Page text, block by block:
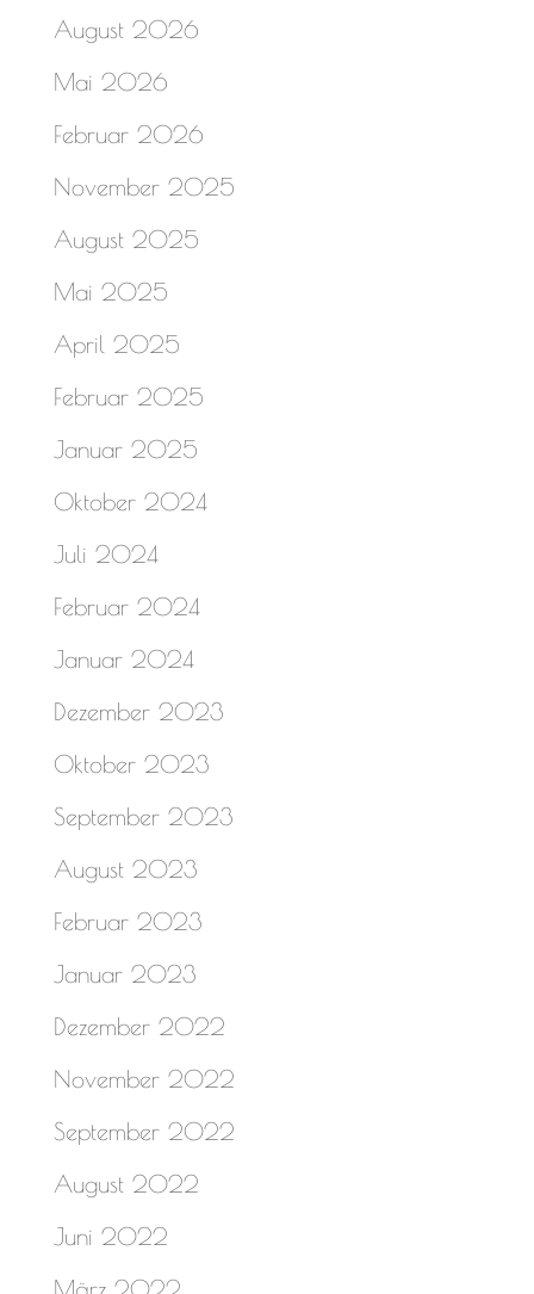
August 2026
Mai 2026
Februar 2026
November 2025
August 2025
Mai 2025
April 2025
Februar 2025
Januar 2025
Oktober 2024
Juli 2024
Februar 2024
Januar 2024
Dezember 2023
Oktober 2023
September 2023
August 2023
Februar 2023
Januar 2023
Dezember 2022
November 2022
September 2022
August 2022
Juni 2022
März 2022